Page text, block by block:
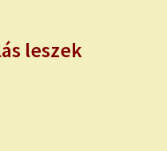
leszek